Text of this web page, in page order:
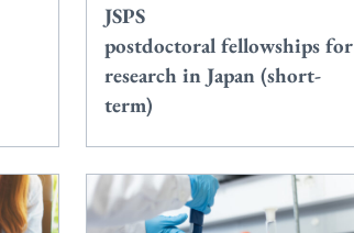
JSPS
postdoctoral fellowships for
research in Japan (short-
term)